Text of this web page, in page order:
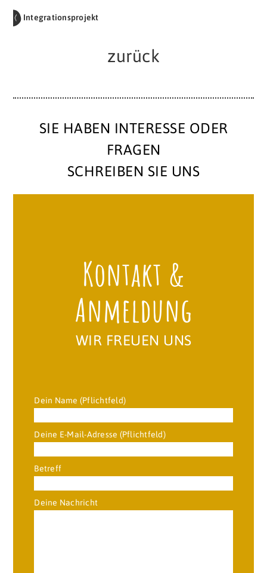
Integrationsprojekt
zurück
SIE HABEN INTERESSE ODER
FRAGEN
SCHREIBEN SIE UNS
Kontakt &
Anmeldung
WIR FREUEN UNS
Dein Name (Pflichtfeld)
Deine E-Mail-Adresse (Pflichtfeld)
Betreff
Deine Nachricht